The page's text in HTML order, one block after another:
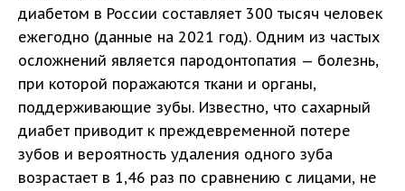
диабетом в России составляет 300 тысяч человек
ежегодно (данные на 2021 год). Одним из частых
осложнений является пародонтопатия — болезнь,
при которой поражаются ткани и органы,
поддерживающие зубы. Известно, что сахарный
диабет приводит к преждевременной потере
зубов и вероятность удаления одного зуба
возрастает в 1,46 раз по сравнению с лицами, не